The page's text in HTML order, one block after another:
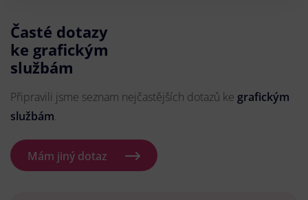
Časté dotazy
ke grafickým
službám
Připravili jsme seznam nejčastějších dotazů ke grafickým
službám.
Mám jiný dotaz